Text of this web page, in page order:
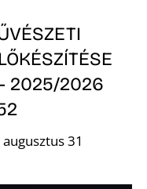
2025/2026
31